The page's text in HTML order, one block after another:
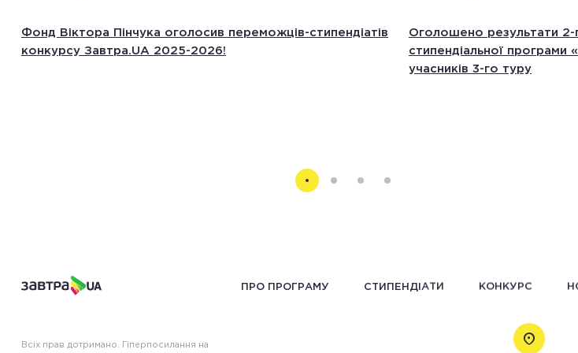
Фонд Віктора Пінчука оголосив переможців-стипендіатів
конкурсу Завтра.UA 2025-2026!
Оголошено результати
стипендіальної програми
учасників 3-го туру
ПРО ПРОГРАМУ СТИПЕНДІАТИ КОНКУРС
Всіх прав дотримано. Гіперпосилання на